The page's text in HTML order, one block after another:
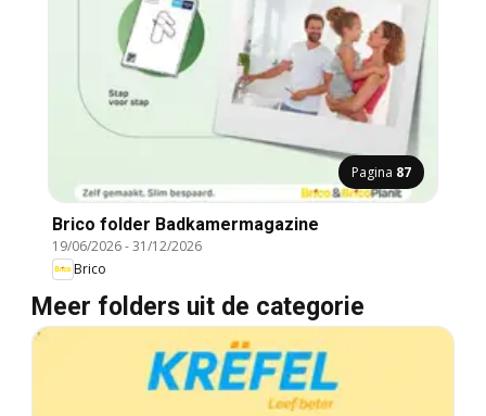
Pagina 87
Brico folder Badkamermagazine
19/06/2026-31/12/2026
Brico
Meer folders uit de categorie